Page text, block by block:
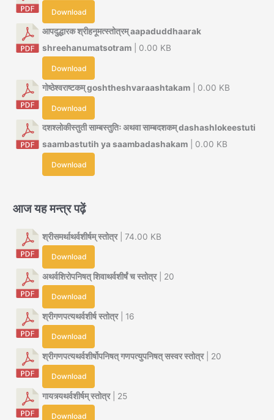
Download
आपदुद्धारक श्रीहनूमत्स्तोत्रम् aapaduddhaarak
shreehanumatsotram | 0.00 KB
Download
गोष्ठेश्वराष्टकम् goshtheshvaraashtakam | 0.00 KB
Download
दशश्लोकीस्तुती साम्बस्तुतिः अथवा साम्बदशकम् dashashlokeestuti
saambastutih ya saambadashakam | 0.00 KB
Download
आज यह मन्त्र पढ़ें
श्रीसमर्थाथर्वशीर्षम् स्तोत्र| 74.00 KB
Download
अथर्वशिरोपनिषत् शिवाथर्वशीर्षं च स्तोत्र| 20
Download
श्रीगणपत्यथर्वशीर्ष स्तोत्र| 16
Download
श्रीगणपत्यथर्वशीर्षोपनिषत् गणपत्युपनिषत् सस्वर स्तोत्र| 20
Download
गायत्र्यथर्वशीर्षम् स्तोत्र| 25
Download